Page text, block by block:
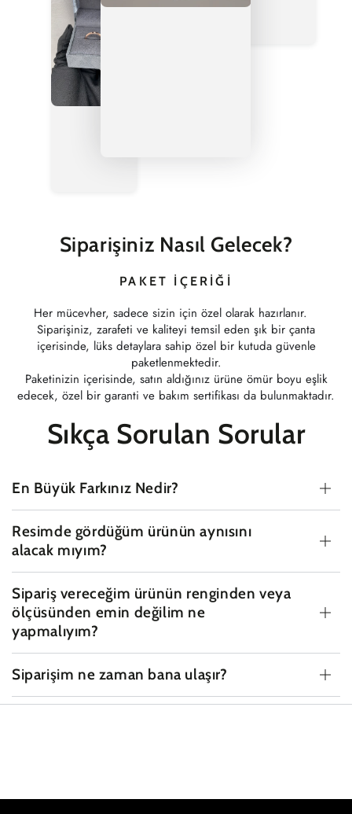
Siparişiniz Nasıl Gelecek?
PAKET İÇERIĞI
Her mücevher, sadece sizin için özel olarak hazırlanır.
Siparişiniz, zarafeti ve kaliteyi temsil eden şık bir çanta
içerisinde, lüks detaylara sahip özel bir kutuda güvenle
paketlenmektedir.
Paketinizin içerisinde, satın aldığınız ürüne ömür boyu eşlik
edecek, özel bir garanti ve bakım sertifikası da bulunmaktadır.
Sıkça Sorulan Sorular
En Büyük Farkınız Nedir?
Resimde gördüğüm ürünün aynısını
alacak mıyım?
Sipariş vereceğim ürünün renginden veya
ölçüsünden emin değilim ne
yapmalıyım?
Siparişim ne zaman bana ulaşır?